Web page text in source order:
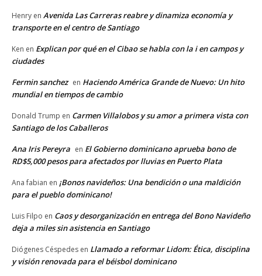
Henry en Avenida Las Carreras reabre y dinamiza economía y
transporte en el centro de Santiago
Ken en Explican por qué en el Cibao se habla con la i en campos y
ciudades
Fermin sanchez en Haciendo América Grande de Nuevo: Un hito
mundial en tiempos de cambio
Donald Trump en Carmen Villalobos y su amor a primera vista con
Santiago de los Caballeros
Ana Iris Pereyra en El Gobierno dominicano aprueba bono de
RD$5,000 pesos para afectados por lluvias en Puerto Plata
Ana fabian en ¡Bonos navideños: Una bendición o una maldición
para el pueblo dominicano!
Luis Filpo en Caos y desorganización en entrega del Bono Navideño
deja a miles sin asistencia en Santiago
Diógenes Céspedes en Llamado a reformar Lidom: Ética, disciplina
y visión renovada para el béisbol dominicano